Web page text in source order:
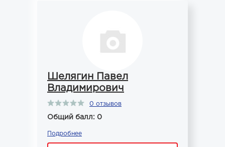
Шелягин Павел
Владимирович
0 отзывов
Общий балл: 0
Подробнее